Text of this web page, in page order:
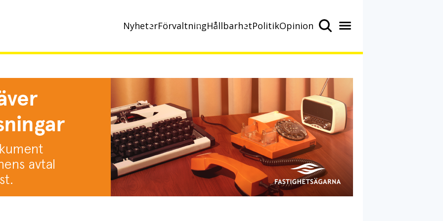
NyheterFörvaltningHållbarhetPolitikOpinion